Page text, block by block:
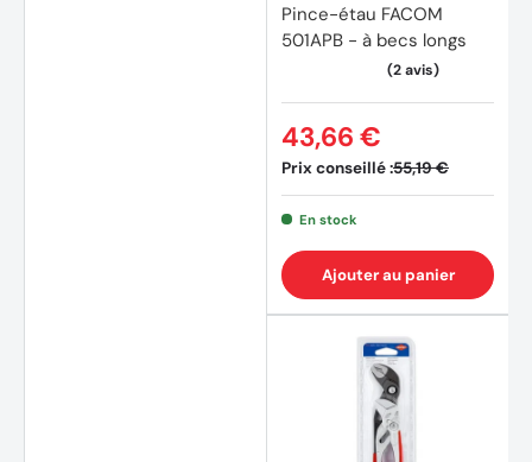
Pince-étau FACOM
501APB - à becs longs
Prix conseillé :55,19 €
43,66 €
En stock
Ajouter au panier